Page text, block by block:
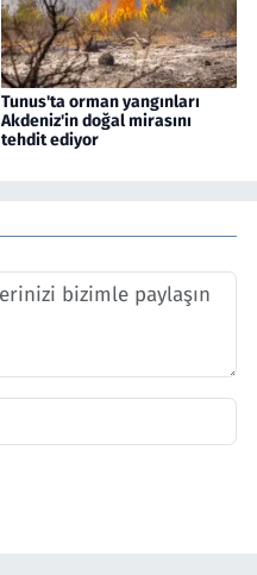
Tunus'ta orman yangınları
Akdeniz'in doğal mirasını
tehdit ediyor